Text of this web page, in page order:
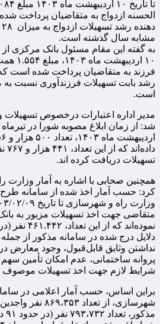
الحسنه ازدواج به متقاضیان پرداخت
مشابه سال گذشته است.
به گفته این مقام مسئول بانک مرکزی از
۱۰
رشد بابت تسهیلات فرزندآوری نسبت
است.
مدیر اداره اعتبارات درخصوص تسهیلات
تسهیلات دریافت کرده اند.
همچنین صحابی با اشاره به آمار وزارت
کرد: حسب آمار اخذ شده از سامانه
متقاضی جهت اخذ تسهیلات مزبور به
دلایل درج شده در سامانه مذکور از جمله
نداشتن وثایق قابل‌قبول، وجود معارض
پروانه ساختمانی، عدم امکان تأمین
شرایط لازم جهت اخذ تسهیلات موصوف
براین اساس، حسب آمار اعلامی در
شهرسازی، از تعداد